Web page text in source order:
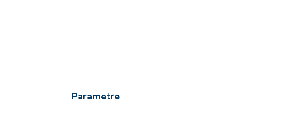
Parametre